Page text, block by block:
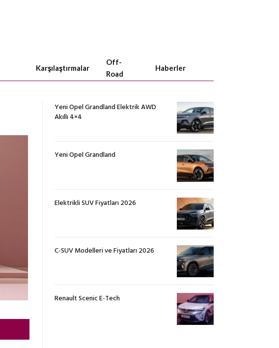
Karşılaştırmalar
Off-
Road
Haberler
Yeni Opel Grandland Elektrik AWD
Akıllı 4×4
Yeni Opel Grandland
Elektrikli SUV Fiyatları 2026
C-SUV Modelleri ve Fiyatları 2026
Renault Scenic E-Tech